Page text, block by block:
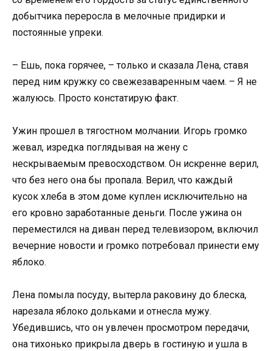
добытчика переросла в мелочные придирки и
постоянные упреки.
– Ешь, пока горячее, – только и сказала Лена, ставя
перед ним кружку со свежезаваренным чаем. – Я не
жалуюсь. Просто констатирую факт.
Ужин прошел в тягостном молчании. Игорь громко
жевал, изредка поглядывая на жену с
нескрываемым превосходством. Он искренне верил,
что без него она бы пропала. Верил, что каждый
кусок хлеба в этом доме куплен исключительно на
его кровно заработанные деньги. После ужина он
переместился на диван перед телевизором, включил
вечерние новости и громко потребовал принести ему
яблоко.
Лена помыла посуду, вытерла раковину до блеска,
нарезала яблоко дольками и отнесла мужу.
Убедившись, что он увлечен просмотром передачи,
она тихонько прикрыла дверь в гостиную и ушла в